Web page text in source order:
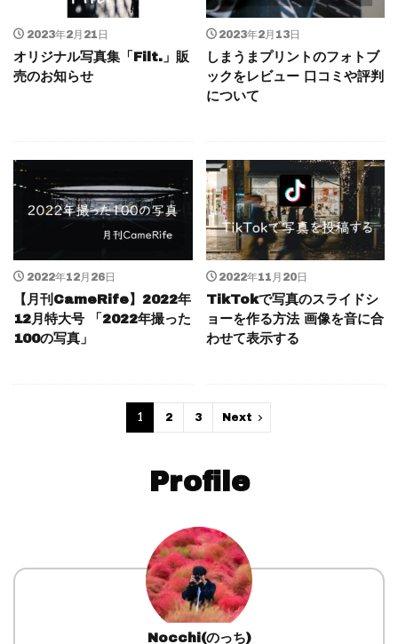
2023年2月21日
オリジナル写真集「Filt.」販
売のお知らせ
2023年2月13日
しまうまプリントのフォトブ
ックをレビュー 口コミや評判
について
2022年12月26日
【月刊CameRife】2022年
12月特大号 「2022年撮った
100の写真」
2022年11月20日
TikTokで写真のスライドシ
ョーを作る方法 画像を音に合
わせて表示する
1 2 3 Next
Profile
Nocchi(のっち)